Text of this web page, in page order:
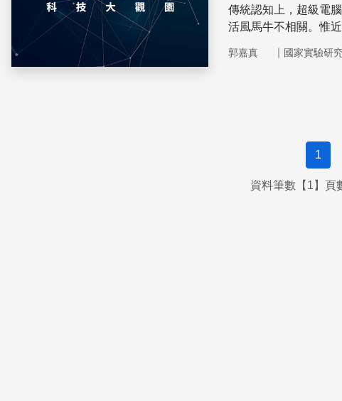
傳統認知上，超級電
活風馬牛不相關。惟
郭嘉真 ｜ 國家實驗研
1
資料筆數【1】頁